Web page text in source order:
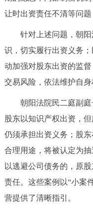
ENGLISH
DEUTSCH
ITALIANO
让时出资责任不清等问题
针对上述问题，朝阳
识，切实履行出资义务
动加强对股东出资的监
交易风险，依法维护自身
朝阳法院民二庭副庭
股东以知识产权出资，
仍须承担出资义务；股
合理用途，将被认定为
以逃避公司债务的，原
责任。这些案例以“小案
营提供了清晰指引。